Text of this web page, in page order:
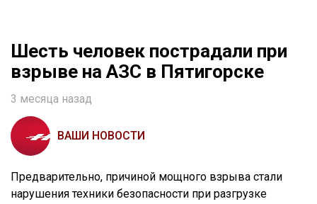
Шесть человек пострадали при
взрыве на АЗС в Пятигорске
3 месяца назад
ВАШИ НОВОСТИ
Предварительно, причиной мощного взрыва стали
нарушения техники безопасности при разгрузке